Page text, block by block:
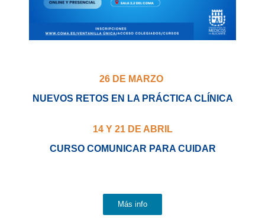
26 DE MARZO
NUEVOS RETOS EN LA PRÁCTICA CLÍNICA
14 Y 21 DE ABRIL
CURSO COMUNICAR PARA CUIDAR
Más info